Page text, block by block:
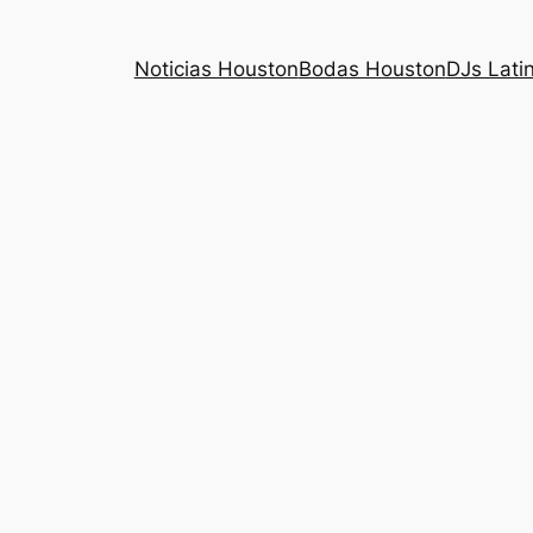
Noticias HoustonBodas HoustonDJs